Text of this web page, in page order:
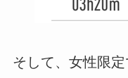
そして、女性限